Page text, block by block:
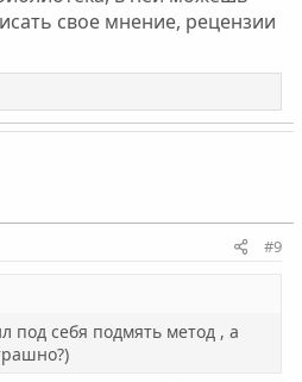
свое мнение, рецензии
#9
под себя подмять метод , а